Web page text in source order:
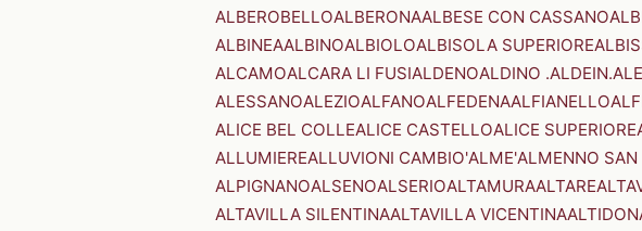
ALBEROBELLOALBERONAALBESE CON CASSANO
ALBINEAALBINOALBIOLOALBISOLA SUPERIORE
ALCAMOALCARA LI FUSIALDENOALDINO .ALDEIN.
ALESSANOALEZIOALFANOALFEDENAALFIANELLO
ALICE BEL COLLEALICE CASTELLOALICE SUPERIORE
ALLUMIEREALLUVIONI CAMBIO'ALME'ALMENNO
ALPIGNANOALSENOALSERIOALTAMURAALTARE
ALTAVILLA SILENTINAALTAVILLA VICENTINA